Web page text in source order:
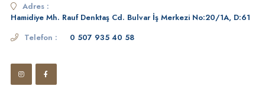
Adres :
Hamidiye Mh. Rauf Denktaş Cd. Bulvar İş Merkezi No:20/1A, D:61
Telefon :
0 507 935 40 58